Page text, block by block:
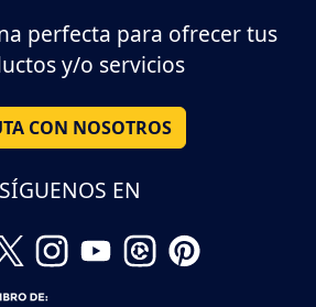
perfecta para ofrecer tus
y/o servicios
CON NOSOTROS
SÍGUENOS EN